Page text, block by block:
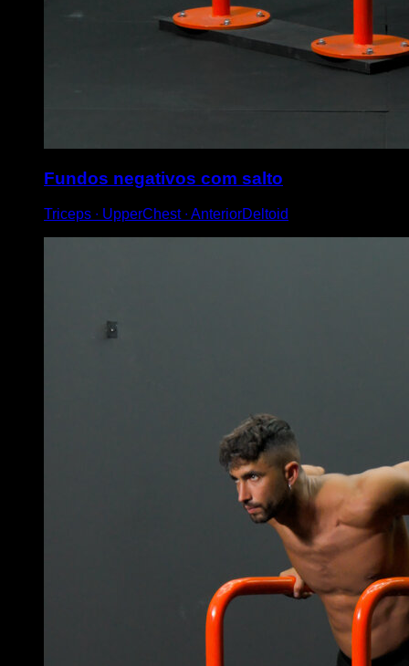
Fundos negativos com salto
Triceps ∙ UpperChest ∙ AnteriorDeltoid